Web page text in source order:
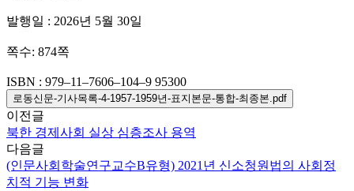
발행일 : 2026년 5월 30일
쪽수: 874쪽
ISBN : 979–11–7606–104–9 95300
로동신문-기사목록-4-1957-1959년-표지본문-통합-최종본.pdf
이전글
북한 경제사회 실상 심층조사 용역
다음글
(인문사회학술연구교수B유형) 2021년 신소청원법의 사회정
치적 기능 변화